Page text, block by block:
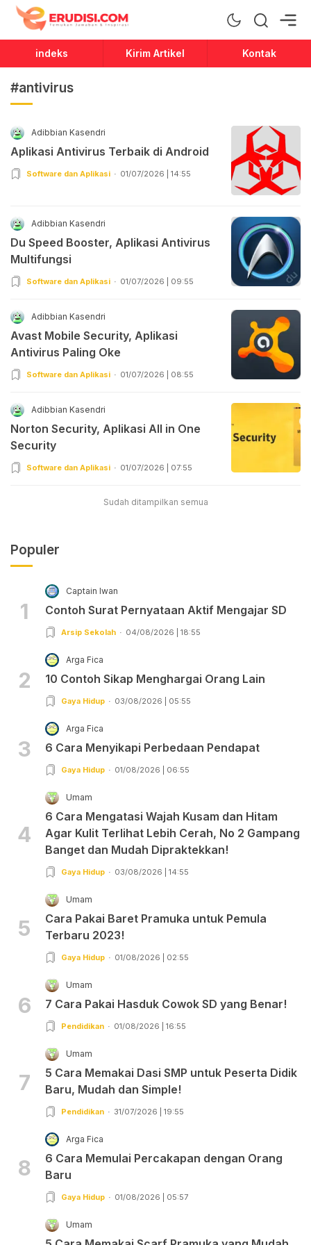
Erudisi
Temukan Jawaban dan Inspirasi
indeks Kirim Artikel Kontak
#antivirus
Adibbian Kasendri
Aplikasi Antivirus Terbaik di Android
Software dan Aplikasi 01/07/2026 | 14:55
Adibbian Kasendri
Du Speed Booster, Aplikasi Antivirus
Multifungsi
Software dan Aplikasi 01/07/2026 | 09:55
Adibbian Kasendri
Avast Mobile Security, Aplikasi
Antivirus Paling Oke
Software dan Aplikasi 01/07/2026 | 08:55
Adibbian Kasendri
Norton Security, Aplikasi All in One
Security
Software dan Aplikasi 01/07/2026 | 07:55
Sudah ditampilkan semua
Populer
1
Captain Iwan
Contoh Surat Pernyataan Aktif Mengajar SD
Arsip Sekolah 04/08/2026 | 18:55
2
Arga Fica
10 Contoh Sikap Menghargai Orang Lain
Gaya Hidup 03/08/2026 | 05:55
3
Arga Fica
6 Cara Menyikapi Perbedaan Pendapat
Gaya Hidup 01/08/2026 | 06:55
4
Umam
6 Cara Mengatasi Wajah Kusam dan Hitam
Agar Kulit Terlihat Lebih Cerah, No 2 Gampang
Banget dan Mudah Dipraktekkan!
Gaya Hidup 03/08/2026 | 14:55
5
Umam
Cara Pakai Baret Pramuka untuk Pemula
Terbaru 2023!
Gaya Hidup 01/08/2026 | 02:55
6
Umam
7 Cara Pakai Hasduk Cowok SD yang Benar!
Pendidikan 01/08/2026 | 16:55
7
Umam
5 Cara Memakai Dasi SMP untuk Peserta Didik
Baru, Mudah dan Simple!
Pendidikan 31/07/2026 | 19:55
8
Arga Fica
6 Cara Memulai Percakapan dengan Orang
Baru
Gaya Hidup 01/08/2026 | 05:57
Umam